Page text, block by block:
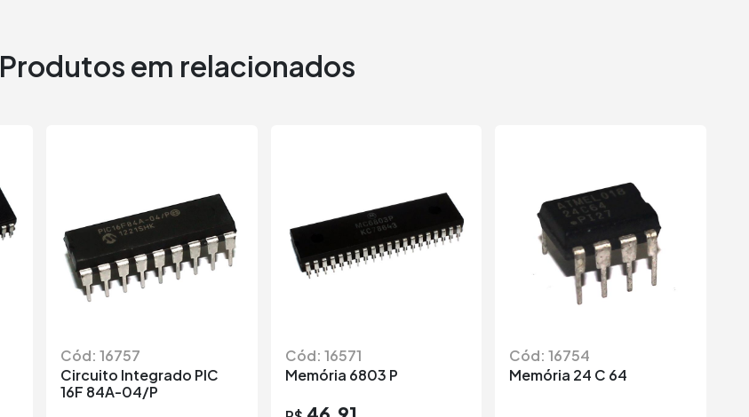
Produtos em relacionados
Cód: 16757
Circuito Integrado PIC
16F 84A-04/P
Cód: 16571
Memória 6803 P
Cód: 16754
Memória 24 C 64